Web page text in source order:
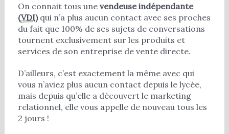
On connait tous une vendeuse indépendante
(VDI) qui n’a plus aucun contact avec ses proches
du fait que 100% de ses sujets de conversations
tournent exclusivement sur les produits et
services de son entreprise de vente directe.
D’ailleurs, c’est exactement la même avec qui
vous n’aviez plus aucun contact depuis le lycée,
mais depuis qu’elle a découvert le marketing
relationnel, elle vous appelle de nouveau tous les
2 jours !